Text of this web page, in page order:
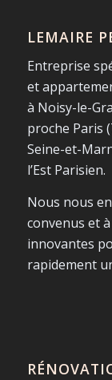
LEMAIRE
Entreprise
et
à Noisy-le-
proche Paris
Seine-et-
l’Est Parisien.
Nous nous
convenus et
innovantes
rapidement